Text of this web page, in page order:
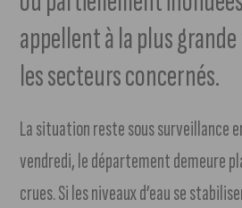
appellent à la plus
les secteurs concernés.
La situation reste sous surveillance
vendredi, le département demeure
crues. Si les niveaux d’eau se